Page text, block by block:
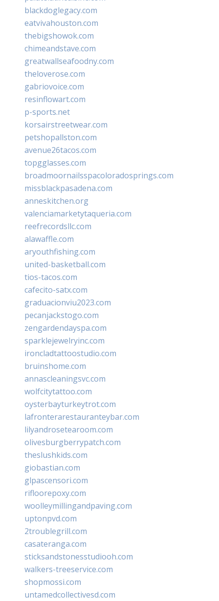
blackdoglegacy.com
eatvivahouston.com
thebigshowok.com
chimeandstave.com
greatwallseafoodny.com
theloverose.com
gabriovoice.com
resinflowart.com
p-sports.net
korsairstreetwear.com
petshopallston.com
avenue26tacos.com
topgglasses.com
broadmoornailsspacoloradosprings.com
missblackpasadena.com
anneskitchen.org
valenciamarketytaqueria.com
reefrecordsllc.com
alawaffle.com
aryouthfishing.com
united-basketball.com
tios-tacos.com
cafecito-satx.com
graduacionviu2023.com
pecanjackstogo.com
zengardendayspa.com
sparklejewelryinc.com
ironcladtattoostudio.com
bruinshome.com
annascleaningsvc.com
wolfcitytattoo.com
oysterbayturkeytrot.com
lafronterarestauranteybar.com
lilyandrosetearoom.com
olivesburgberrypatch.com
theslushkids.com
giobastian.com
glpascensori.com
rifloorepoxy.com
woolleymillingandpaving.com
uptonpvd.com
2troublegrill.com
casateranga.com
sticksandstonesstudiooh.com
walkers-treeservice.com
shopmossi.com
untamedcollectivesd.com